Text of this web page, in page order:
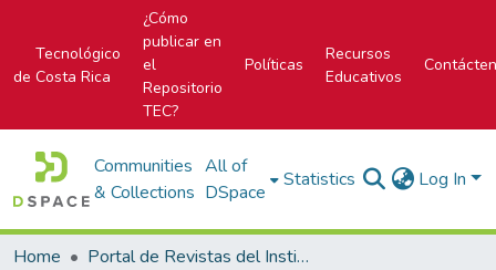
Tecnológico
de Costa Rica
¿Cómo
publicar en
el
Repositorio
TEC?
Políticas
Recursos
Educativos
Communities
& Collections
All of
DSpace
Statistics Log In
Home
Portal de Revistas del Instituto Tecnológico de Costa Rica